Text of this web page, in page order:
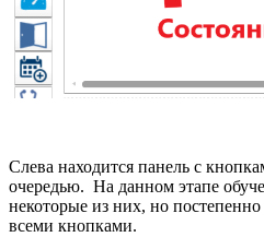
Слева находится панель с
очередью. На данном этапе
некоторые из них, но
всеми кнопками.